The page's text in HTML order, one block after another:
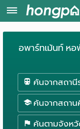
ค้นหา
หอพัก ใกล้ฉัน
ค้นจากสถานีรถไ
พาร์
อพาร์ทเม้นท์ หอ
ค้นจากสถานี
ค้นจากสถาน
ค้นตามจังห